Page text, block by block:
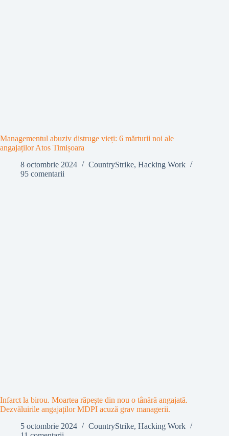
Managementul abuziv distruge vieți: 6 mărturii noi ale
angajaților Atos Timișoara
8 octombrie 2024
CountryStrike, Hacking Work
95 comentarii
Infarct la birou. Moartea răpește din nou o tânără angajată.
Dezvăluirile angajaților MDPI acuză grav managerii.
5 octombrie 2024
CountryStrike, Hacking Work